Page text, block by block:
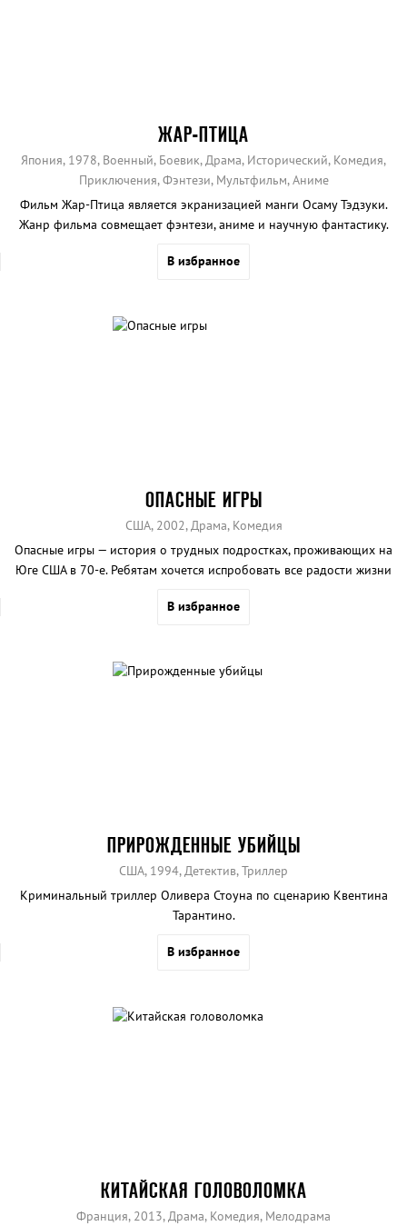
ЖАР-ПТИЦА
Япония, 1978, Военный, Боевик, Драма, Исторический, Комедия,
Приключения, Фэнтези, Мультфильм, Аниме
Фильм Жар-Птица является экранизацией манги Осаму Тэдзуки.
Жанр фильма совмещает фэнтези, аниме и научную фантастику.
В избранное
ОПАСНЫЕ ИГРЫ
США, 2002, Драма, Комедия
Опасные игры — история о трудных подростках, проживающих на
Юге США в 70-е. Ребятам хочется испробовать все радости жизни
В избранное
ПРИРОЖДЕННЫЕ УБИЙЦЫ
США, 1994, Детектив, Триллер
Криминальный триллер Оливера Стоуна по сценарию Квентина
Тарантино.
В избранное
КИТАЙСКАЯ ГОЛОВОЛОМКА
Франция, 2013, Драма, Комедия, Мелодрама